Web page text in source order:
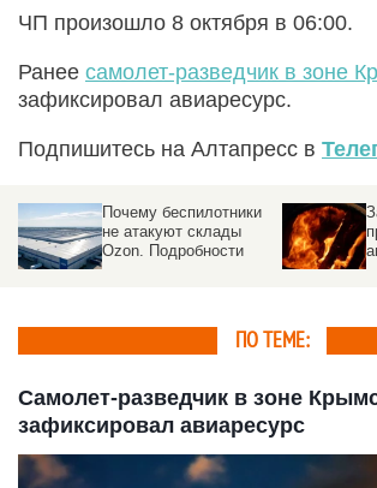
ЧП произошло 8 октября в 06:00.
Ранее самолет-разведчик в зоне
зафиксировал авиаресурс.
Подпишитесь на Алтапресс в
Почему беспилотники
не атакуют склады
Ozon. Подробности
ПО ТЕМЕ:
Самолет-разведчик в зоне
зафиксировал авиаресурс